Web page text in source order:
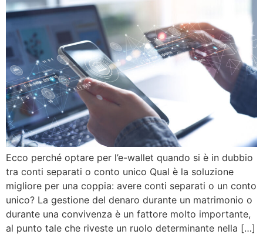
Ecco perché optare per l’e-wallet quando si è in dubbio
tra conti separati o conto unico Qual è la soluzione
migliore per una coppia: avere conti separati o un conto
unico? La gestione del denaro durante un matrimonio o
durante una convivenza è un fattore molto importante,
al punto tale che riveste un ruolo determinante nella […]